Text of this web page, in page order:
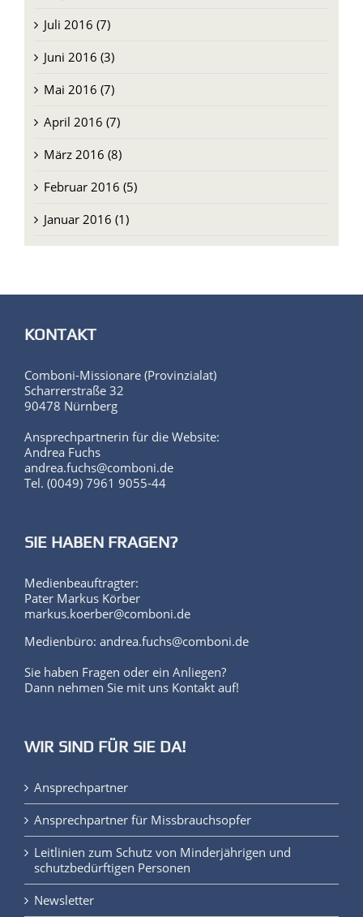
Juni 2016 (3)
Mai 2016 (7)
April 2016 (7)
März 2016 (8)
Februar 2016 (5)
Januar 2016 (1)
KONTAKT
Comboni-Missionare (Provinzialat)
90478 Nürnberg
Ansprechpartnerin für die Website:
andrea.fuchs@comboni.de
Tel. (0049) 7961 9055-44
Medienbeauftragter:
markus.koerber@comboni.de
Medienbüro: andrea.fuchs@comboni.de
Sie haben Fragen oder ein Anliegen?
Ansprechpartner
Ansprechpartner für Missbrauchsopfer
Leitlinien zum Schutz von Minderjährigen und
schutzbedürftigen Personen
Newsletter
Impressum